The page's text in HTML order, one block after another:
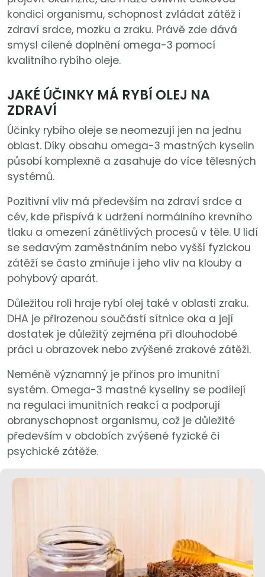
kondici organismu, schopnost zvládat zátěž i
zdraví srdce, mozku a zraku. Právě zde dává
smysl cílené doplnění omega-3 pomocí
kvalitního rybího oleje.
JAKÉ ÚČINKY MÁ RYBÍ OLEJ NA
ZDRAVÍ
Účinky rybího oleje se neomezují jen na jednu
oblast. Díky obsahu omega-3 mastných kyselin
působí komplexně a zasahuje do více tělesných
systémů.
Pozitivní vliv má především na zdraví srdce a
cév, kde přispívá k udržení normálního krevního
tlaku a omezení zánětlivých procesů v těle. U lidí
se sedavým zaměstnáním nebo vyšší fyzickou
zátěží se často zmiňuje i jeho vliv na klouby a
pohybový aparát.
Důležitou roli hraje rybí olej také v oblasti zraku.
DHA je přirozenou součástí sítnice oka a její
dostatek je důležitý zejména při dlouhodobé
práci u obrazovek nebo zvýšené zrakové zátěži.
Neméně významný je přínos pro imunitní
systém. Omega-3 mastné kyseliny se podílejí
na regulaci imunitních reakcí a podporují
obranyschopnost organismu, což je důležité
především v obdobích zvýšené fyzické či
psychické zátěže.